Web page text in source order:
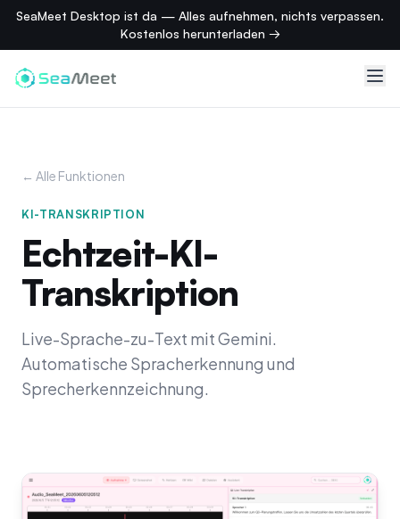
SeaMeet Desktop ist da — Alles aufnehmen, nichts verpassen.
Kostenlos herunterladen →
← Alle Funktionen
KI-TRANSKRIPTION
Echtzeit-KI-
Transkription
Live-Sprache-zu-Text mit Gemini.
Automatische Spracherkennung und
Sprecherkennzeichnung.